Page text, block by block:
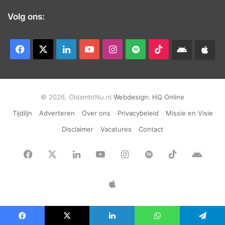
Volg ons:
Facebook LinkedInYouTubeInstagram
Spotify TikTokAndroid
© 2026, OldambtNu.nl Webdesign: HQ Online
Tijdlijn
Adverteren Over ons Privacybeleid
Missie en Visie
Disclaimer
Vacatures Contact
Facebook LinkedInYouTubeInstagram
Spotify TikTok
App